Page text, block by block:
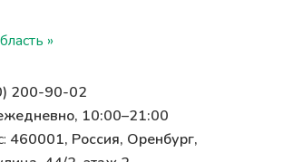
»
200-90-02
10:00–21:00
460001, Россия, Оренбург,